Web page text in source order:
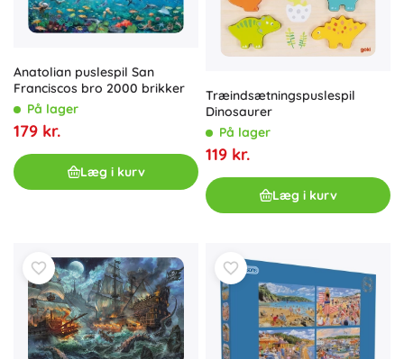
Anatolian puslespil San
Franciscos bro 2000 brikker
På lager
179 kr.
Læg i kurv
Træindsætningspuslespil
Dinosaurer
På lager
119 kr.
Læg i kurv